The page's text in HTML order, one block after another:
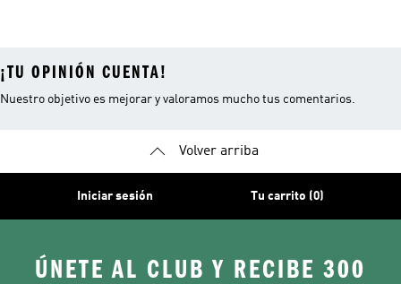
¡TU OPINIÓN CUENTA!
Nuestro objetivo es mejorar y valoramos mucho tus comentarios.
Volver arriba
Iniciar sesión Tu carrito (0)
ÚNETE AL CLUB Y RECIBE 300